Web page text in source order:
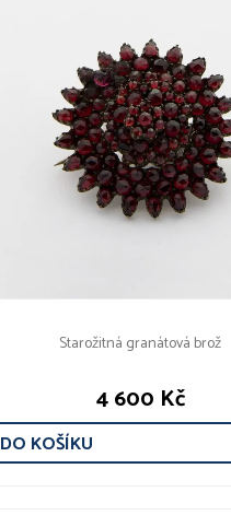
Starožitná granátová brož
4 600 Kč
DO KOŠÍKU